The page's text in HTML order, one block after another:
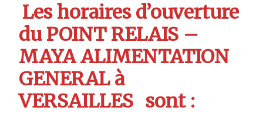
Les horaires d’ouverture
du POINT RELAIS –
MAYA ALIMENTATION
GENERAL à
VERSAILLES sont :